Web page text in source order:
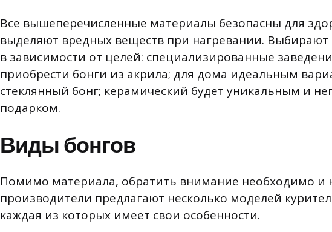
Все вышеперечисленные материалы безопасны для
выделяют вредных веществ при нагревании. Выбирают
в зависимости от целей: специализированные
приобрести бонги из акрила; для дома идеальным
стеклянный бонг; керамический будет уникальным и
подарком.
Виды бонгов
Помимо материала, обратить внимание необходимо и
производители предлагают несколько моделей
каждая из которых имеет свои особенности.